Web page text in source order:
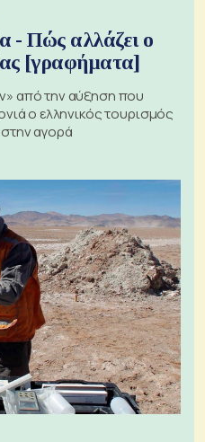
- Πώς αλλάζει ο
[γραφήματα]
από την αύξηση που
ο ελληνικός τουρισμός
αγορά